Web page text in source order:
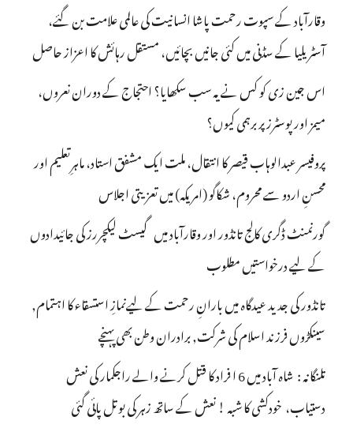
وقارآباد کے سپوت رحمت پاشا انسانیت کی عالمی علامت بن گئے،
آسٹریلیا کے سڈنی میں کئی جانیں بچائیں، مستقل رہائش کا اعزاز حاصل
اس جین زی کو کس نے یہ سب سکھایا؟ احتجاج کے دوران نعروں،
میمز اور پوسٹرز پر برہمی کیوں؟
پروفیسر عبدالوہاب قیصر کا انتقال، ملت ایک مشفق استاد، ماہرِتعلیم اور
محسنِ اردو سے محروم، شکاگو (امریکہ) میں تعزیتی اجلاس
گورنمنٹ ڈگری کالج تانڈور اور وقارآباد میں گیسٹ لیکچررز کی جائیدادوں
کے لیے درخواستیں مطلوب
تانڈور کی جدید عیدگاہ میں بارانِ رحمت کے لیےنمازِ استسقاء کا اہتمام,
سینکڑوں فرزند اسلام کی شرکت, برادران وطن بھی پہنچے
تلنگانہ : شاہ آباد میں 6 ا فراد کا قتل کرنے والے راجکمار کی نعش
دستیاب، خودکشی کا شبہ ! نعش کے ساتھ زہر کی بوتل پائی گئی